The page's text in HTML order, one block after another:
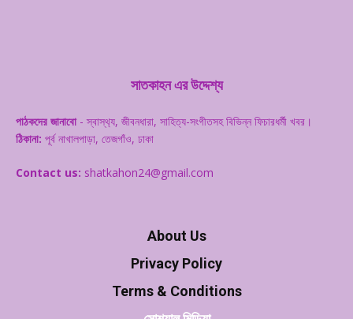
সাতকাহন এর উদ্দেশ্য
পাঠকদের জানাবো - স্বাস্থ‌্য, জীবনধারা, সাহিত্য-সংগীতসহ বিভিন্ন ফিচারধর্মী খবর।
ঠিকানা: পূর্ব নাখালপাড়া, তেজগাঁও, ঢাকা
Contact us: shatkahon24@gmail.com
About Us
Privacy Policy
Terms & Conditions